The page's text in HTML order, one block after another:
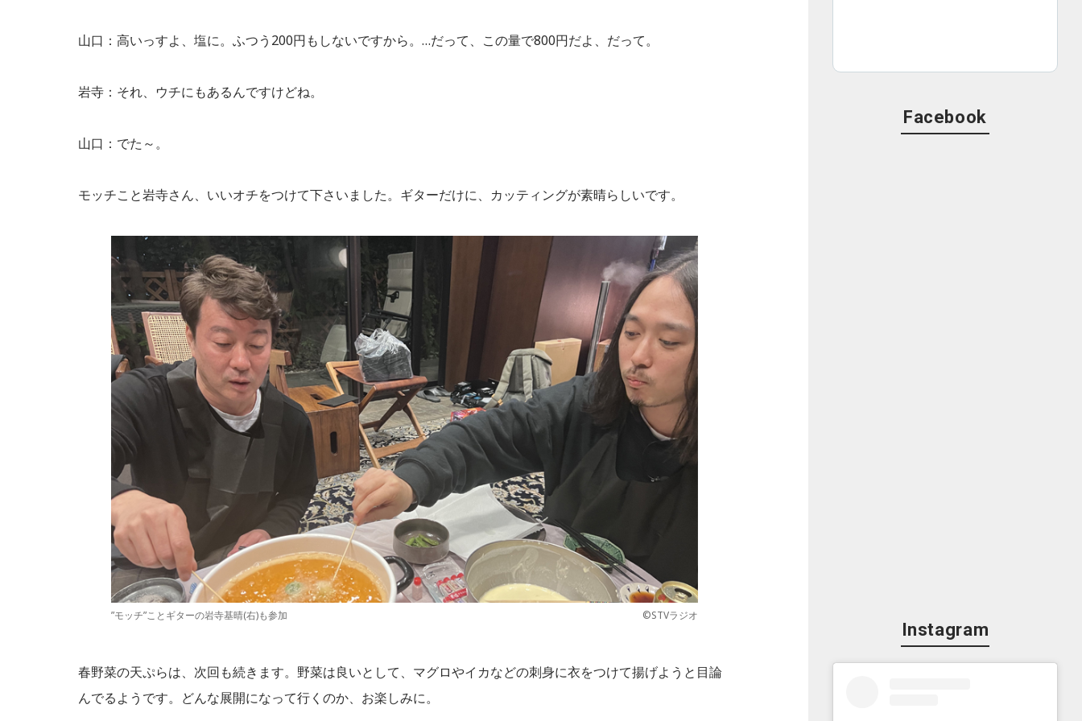
山口：高いっすよ、塩に。ふつう200円もしないですから。…だって、この量で800円だよ、だって。
岩寺：それ、ウチにもあるんですけどね。
山口：でた～。
モッチこと岩寺さん、いいオチをつけて下さいました。ギターだけに、カッティングが素晴らしいです。
”モッチ”ことギターの岩寺基晴(右)も参加 ©STVラジオ
春野菜の天ぷらは、次回も続きます。野菜は良いとして、マグロやイカなどの刺身に衣をつけて揚げようと目論
んでるようです。どんな展開になって行くのか、お楽しみに。
Facebook
Instagram